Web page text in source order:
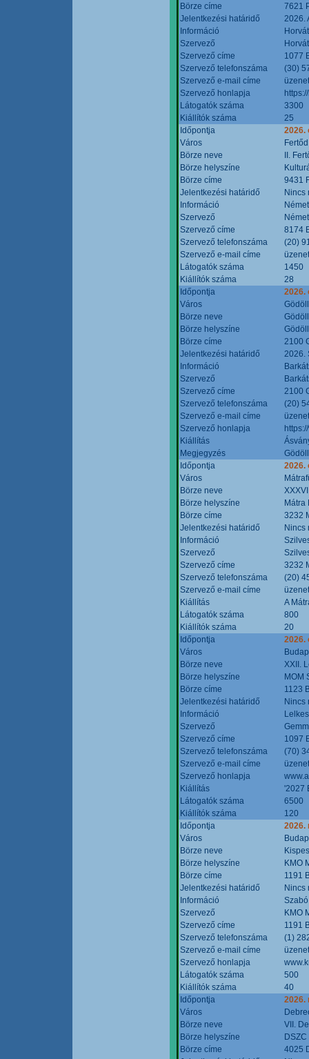
Börze címe
7621
Jelentkezési határidő
2026.
Információ
Szervező
Szervező címe
1077
Szervező telefonszáma
(30)
Szervező e-mail címe
Szervező honlapja
Látogatók száma
3300
Kiállítók száma
25
Időpontja
2026.
Város
Fertőd
Börze neve
II.
Börze helyszíne
Börze címe
9431
Jelentkezési határidő
Nincs
Információ
Szervező
Szervező címe
8174
Szervező telefonszáma
(20)
Szervező e-mail címe
Látogatók száma
1450
Kiállítók száma
28
Időpontja
2026.
Város
Börze neve
Börze helyszíne
Börze címe
2100
Jelentkezési határidő
2026.
Információ
Szervező
Szervező címe
2100
Szervező telefonszáma
(20)
Szervező e-mail címe
Szervező honlapja
Kiállítás
Megjegyzés
Időpontja
2026.
Város
Börze neve
Börze helyszíne
Mátra
Börze címe
3232
Jelentkezési határidő
Nincs
Információ
Szervező
Szervező címe
3232
Szervező telefonszáma
(20)
Szervező e-mail címe
Kiállítás
A
Látogatók száma
800
Kiállítók száma
20
Időpontja
2026.
Város
Börze neve
XXII.
Börze helyszíne
MOM
Börze címe
1123
Jelentkezési határidő
Nincs
Információ
Szervező
Szervező címe
1097
Szervező telefonszáma
(70)
Szervező e-mail címe
Szervező honlapja
Kiállítás
'2027
Látogatók száma
6500
Kiállítók száma
120
Időpontja
2026.
Város
Börze neve
Börze helyszíne
KMO
Börze címe
1191
Jelentkezési határidő
Nincs
Információ
Szervező
KMO
Szervező címe
1191
Szervező telefonszáma
(1)
Szervező e-mail címe
Szervező honlapja
Látogatók száma
500
Kiállítók száma
40
Időpontja
2026.
Város
Börze neve
VII.
Börze helyszíne
Börze címe
4025